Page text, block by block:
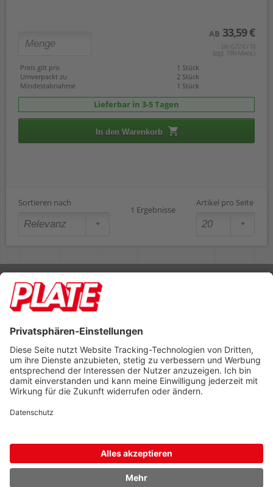
AB 33,59 €
(ab 6,72 € / 1l)
(zzgl. 19% Mwst.)
Preis gilt pro
1 Stück
Umverpackt zu
2 Stück
Mindestabnahme
1 Stück
Lieferbar in 3-5 Tagen
In den Warenkorb
Sortieren nach
1 Ergebnisse
Artikel pro Seite
Rufen Sie uns an 04298 401-0
Lieferbedingungen Impressum
Footer anzeigen
PLATE Büromaterial Vertriebs GmbH
Hilligenwarf 5